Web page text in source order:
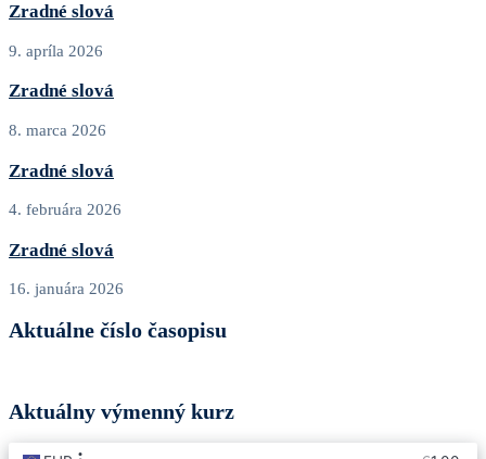
Zradné slová
9. apríla 2026
Zradné slová
8. marca 2026
Zradné slová
4. februára 2026
Zradné slová
16. januára 2026
Aktuálne číslo časopisu
Aktuálny výmenný kurz